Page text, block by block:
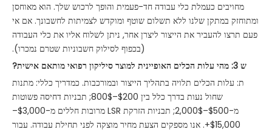
מחויבים כעמלת כלי עבודה חד-פעמית והופך לרכוש שלך. הוא מאוחסן
ומתוחזק במתקן שלנו ללא תשלום שוטף ומוקדש לצמיתות לחשבונך. אם אי
פעם תרצו להעביר את הייצור ליצרן אחר, ניתן לשלוח אליו את כלי העבודה
(בכפוף לסילוק חשבוניות שטרם נמכרו).
ש 3: מהי עלות הכלים האופיינית למוצר סיליקון רפואי מותאם אישית?
ת: עלות הכלים תלויה בתהליך הייצור ובמורכבות. כמדריך כללי: מתנות
שחול נעות בדרך כלל בין $200–800$; תבניות דחיסה פשוטות
מ-$500–2,000$; תבניות הזרקת LSR מרובות חללים מ-$3,000–
$15,000+. אנו מספקים הצעת מחיר מוצקה לפני תחילת עבודה. עבור